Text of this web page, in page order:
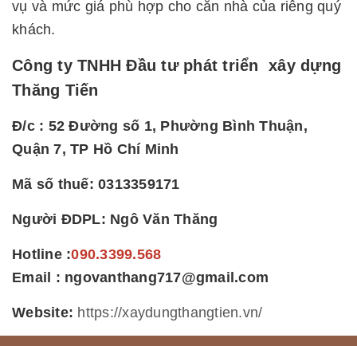
vụ và mức giá phù hợp cho căn nhà của riêng quý
khách.
Công ty TNHH Đầu tư phát triển xây dựng
Thăng Tiến
Đ/c : 52 Đường số 1, Phường Bình Thuận,
Quận 7, TP Hồ Chí Minh
Mã số thuế: 0313359171
Người ĐDPL: Ngô Văn Thăng
Hotline :090.3399.568
Email : ngovanthang717@gmail.com
Website: https://xaydungthangtien.vn/